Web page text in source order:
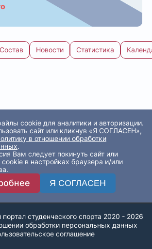
Состав Новости Статистика
cookie для аналитики и авторизации.
сайт или кликнув «Я СОГЛАСЕН»,
в отношении обработки
.
Вам следует покинуть сайт или
в настройках браузера и/или
Я СОГЛАСЕН
обработки персональных данных
соглашение
студенческого спорта 2020 - 2026